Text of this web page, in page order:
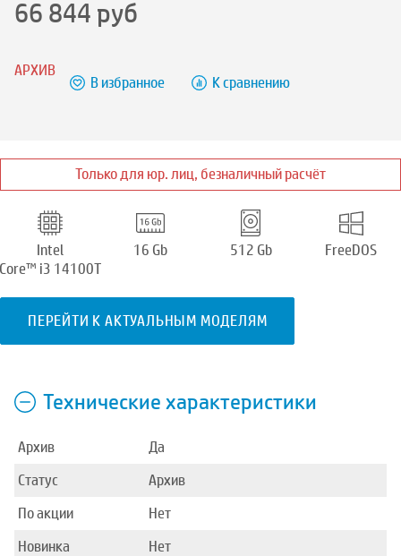
66 844 руб
АРХИВ
В избранное К сравнению
Только для юр. лиц, безналичный расчёт
Intel
Core™ i3 14100T
16 Gb 512 Gb FreeDOS
ПЕРЕЙТИ К АКТУАЛЬНЫМ МОДЕЛЯМ
Технические характеристики
Архив
Да
Статус
Архив
По акции
Нет
Новинка
Нет